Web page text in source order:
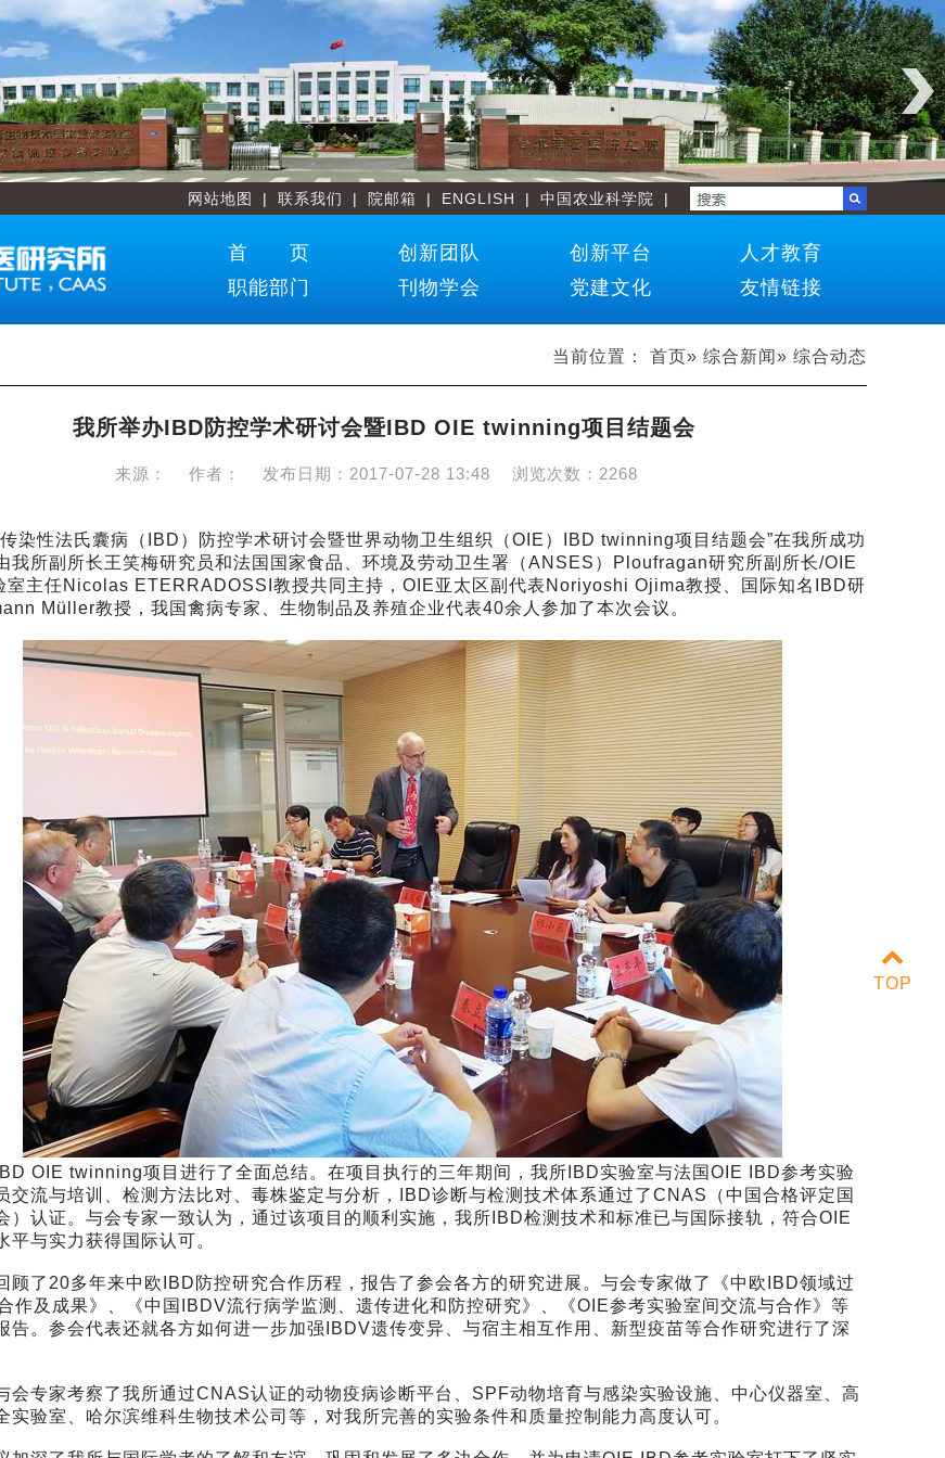
网站地图 | 联系我们 | 院邮箱 | ENGLISH | 中国农业科学院 |
首 页 创新团队 创新平台
人才教育
职能部门
刊物学会 党建文化 友情链接
当前位置： 首页» 综合新闻» 综合动态
我所举办IBD防控学术研讨会暨IBD OIE twinning项目结题会
来源： 作者： 发布日期： 2017-07-28 13:48 浏览次数： 2268
性法氏囊病（IBD）防控学术研讨会暨世界动物卫生组织（OIE）IBD twinning项目结题会”在我所成功
我所副所长王笑梅研究员和法国国家食品、环境及劳动卫生署（ANSES）Ploufragan研究所副所长/OIE
室主任Nicolas ETERRADOSSI教授共同主持，OIE亚太区副代表Noriyoshi Ojima教授、国际知名IBD研
Müller教授，我国禽病专家、生物制品及养殖企业代表40余人参加了本次会议。
OIE twinning项目进行了全面总结。在项目执行的三年期间，我所IBD实验室与法国OIE IBD参考实验
交流与培训、检测方法比对、毒株鉴定与分析，IBD诊断与检测技术体系通过了CNAS（中国合格评定国
）认证。与会专家一致认为，通过该项目的顺利实施，我所IBD检测技术和标准已与国际接轨，符合OIE
平与实力获得国际认可。
了20多年来中欧IBD防控研究合作历程，报告了参会各方的研究进展。与会专家做了《中欧IBD领域过
作及成果》、《中国IBDV流行病学监测、遗传进化和防控研究》、《OIE参考实验室间交流与合作》等
告。参会代表还就各方如何进一步加强IBDV遗传变异、与宿主相互作用、新型疫苗等合作研究进行了深
专家考察了我所通过CNAS认证的动物疫病诊断平台、SPF动物培育与感染实验设施、中心仪器室、高
实验室、哈尔滨维科生物技术公司等，对我所完善的实验条件和质量控制能力高度认可。
TOP